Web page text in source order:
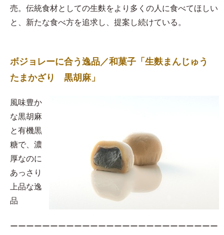
売。伝統食材としての生麩をより多くの人に食べてほしい
と、新たな食べ方を追求し、提案し続けている。
ボジョレーに合う逸品／和菓子「生麩まんじゅう
たまかざり 黒胡麻」
風味豊か
な黒胡麻
と有機黒
糖で、濃
厚なのに
あっさり
上品な逸
品
ーーーーーーーーーーーーーーーーーーーーーーーーーー